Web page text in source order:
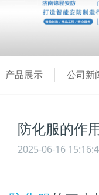
产品展示 公司新
防化服的作
2025-06-16